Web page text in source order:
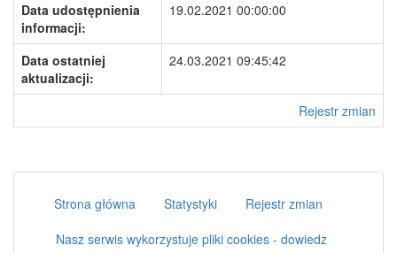
Data udostępnienia
informacji:
19.02.2021 00:00:00
Data ostatniej
aktualizacji:
24.03.2021 09:45:42
Rejestr zmian
Strona główna Statystyki
Rejestr zmian
Nasz serwis wykorzystuje pliki cookies - dowiedz